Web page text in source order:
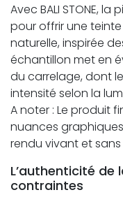
Avec BALI STONE,
pour offrir une
naturelle, inspirée
échantillon met en
du carrelage, dont
intensité selon la
A noter : Le produit
nuances
rendu vivant et
L’authenticité de
contraintes